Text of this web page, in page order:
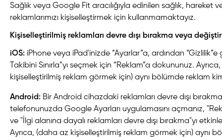
Sağlık veya Google Fit aracılığıyla edinilen sağlık, hareket
reklamlarımızı kişiselleştirmek için kullanmamaktayız.
Kişiselleştirilmiş reklamları devre dışı bırakma veya
iOS: iPhone veya iPad'inizde “Ayarlar”a, ardından “Gizlilik”e
Takibini Sınırla”yı seçmek için “Reklam”a dokununuz.
kişiselleştirilmiş reklam görmek için) aynı bölümde reklam
Android: Bir Android cihazdaki reklamları devre dışı
telefonunuzda Google Ayarları uygulamasını açmanız,
ve "İlgi alanına dayalı reklamları devre dışı bırakma"yı
Ayrıca, (daha az kişiselleştirilmiş reklam görmek için) aynı